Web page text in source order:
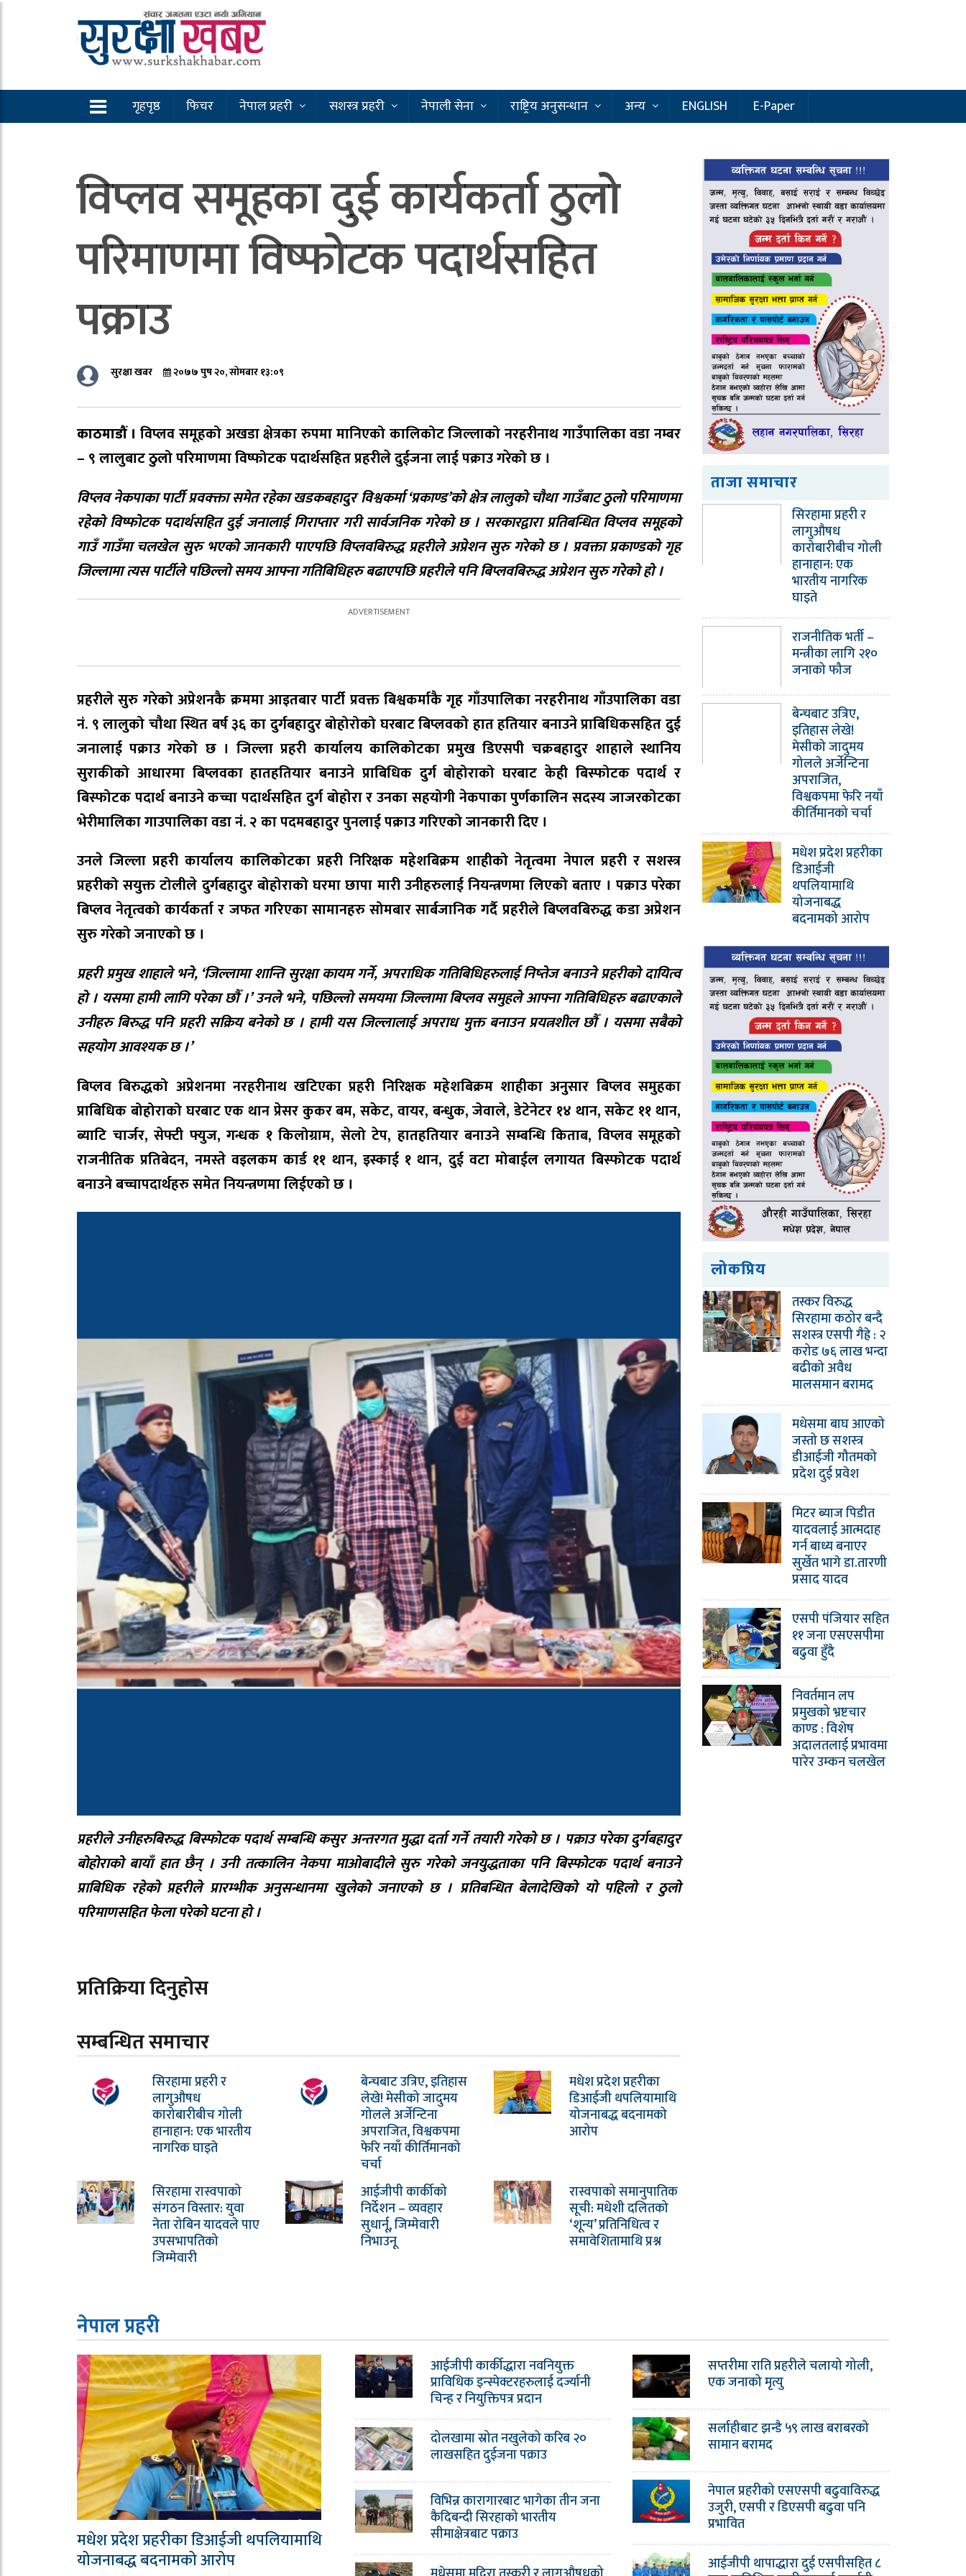
गृहपृष्ठ फिचर नेपाल प्रहरी सशस्त्र प्रहरी नेपाली सेना राष्ट्रिय अनुसन्धान अन्य ENGLISH E-Paper
विप्लव समूहका दुई कार्यकर्ता ठुलो
परिमाणमा विष्फोटक पदार्थसहित
पक्राउ
सुरक्षा खबर २०७७ पुष २०, सोमबार १३:०९
काठमाडौं । विप्लव समूहको अखडा क्षेत्रका रुपमा मानिएको कालिकोट जिल्लाको नरहरीनाथ गाउँपालिका वडा नम्बर
– ९ लालुबाट ठुलो परिमाणमा विष्फोटक पदार्थसहित प्रहरीले दुईजना लाई पक्राउ गरेको छ ।
विप्लव नेकपाका पार्टी प्रवक्क्ता समेत रहेका खडकबहादुर विश्वकर्मा ‘प्रकाण्ड’को क्षेत्र लालुको चौथा गाउँबाट ठुलो परिमाणमा
रहेको विष्फोटक पदार्थसहित दुई जनालाई गिराप्तार गरी सार्वजनिक गरेको छ । सरकारद्वारा प्रतिबन्धित विप्लव समूहको
गाउँ गाउँमा चलखेल सुरु भएको जानकारी पाएपछि विप्लवबिरुद्ध प्रहरीले अप्रेशन सुरु गरेको छ । प्रवक्ता प्रकाण्डको गृह
जिल्लामा त्यस पार्टीले पछिल्लो समय आफ्ना गतिबिधिहरु बढाएपछि प्रहरीले पनि बिप्लवबिरुद्ध अप्रेशन सुरु गरेको हो ।
प्रहरीले सुरु गरेको अप्रेशनकै क्रममा आइतबार पार्टी प्रवक्त बिश्वकर्माकै गृह गाँउपालिका नरहरीनाथ गाँउपालिका वडा
नं. ९ लालुको चौथा स्थित बर्ष ३६ का दुर्गबहादुर बोहोरोको घरबाट बिप्लवको हात हतियार बनाउने प्राबिधिकसहित दुई
जनालाई पक्राउ गरेको छ । जिल्ला प्रहरी कार्यालय कालिकोटका प्रमुख डिएसपी चक्रबहादुर शाहाले स्थानिय
सुराकीको आधारमा बिप्लवका हातहतियार बनाउने प्राबिधिक दुर्ग बोहोराको घरबाट केही बिस्फोटक पदार्थ र
बिस्फोटक पदार्थ बनाउने कच्चा पदार्थसहित दुर्ग बोहोरा र उनका सहयोगी नेकपाका पुर्णकालिन सदस्य जाजरकोटका
भेरीमालिका गाउपालिका वडा नं. २ का पदमबहादुर पुनलाई पक्राउ गरिएको जानकारी दिए ।
उनले जिल्ला प्रहरी कार्यालय कालिकोटका प्रहरी निरिक्षक महेशबिक्रम शाहीको नेतृत्वमा नेपाल प्रहरी र सशस्त्र
प्रहरीको सयुक्त टोलीले दुर्गबहादुर बोहोराको घरमा छापा मारी उनीहरुलाई नियन्त्रणमा लिएको बताए । पक्राउ परेका
बिप्लव नेतृत्वको कार्यकर्ता र जफत गरिएका सामानहरु सोमबार सार्बजानिक गर्दै प्रहरीले बिप्लवबिरुद्ध कडा अप्रेशन
सुरु गरेको जनाएको छ ।
प्रहरी प्रमुख शाहाले भने, ‘जिल्लामा शान्ति सुरक्षा कायम गर्ने, अपराधिक गतिबिधिहरुलाई निष्तेज बनाउने प्रहरीको दायित्व
हो । यसमा हामी लागि परेका छौँ ।’ उनले भने, पछिल्लो समयमा जिल्लामा बिप्लव समुहले आफ्ना गतिबिधिहरु बढाएकाले
उनीहरु बिरुद्ध पनि प्रहरी सक्रिय बनेको छ । हामी यस जिल्लालाई अपराध मुक्त बनाउन प्रयत्नशील छौँ । यसमा सबैको
सहयोग आवश्यक छ ।’
बिप्लव बिरुद्धको अप्रेशनमा नरहरीनाथ खटिएका प्रहरी निरिक्षक महेशबिक्रम शाहीका अनुसार बिप्लव समुहका
प्राबिधिक बोहोराको घरबाट एक थान प्रेसर कुकर बम, सकेट, वायर, बन्धुक, जेवाले, डेटेनेटर १४ थान, सकेट ११ थान,
ब्याटि चार्जर, सेफ्टी फ्युज, गन्धक १ किलोग्राम, सेलो टेप, हातहतियार बनाउने सम्बन्धि किताब, विप्लव समूहको
राजनीतिक प्रतिबेदन, नमस्ते वइलकम कार्ड ११ थान, इस्काई १ थान, दुई वटा मोबाईल लगायत बिस्फोटक पदार्थ
बनाउने बच्चापदार्थहरु समेत नियन्त्रणमा लिईएको छ ।
प्रहरीले उनीहरुबिरुद्ध बिस्फोटक पदार्थ सम्बन्धि कसुर अन्तरगत मुद्धा दर्ता गर्ने तयारी गरेको छ । पक्राउ परेका दुर्गबहादुर
बोहोराको बायाँ हात छैन् । उनी तत्कालिन नेकपा माओबादीले सुरु गरेको जनयुद्धताका पनि बिस्फोटक पदार्थ बनाउने
प्राबिधिक रहेको प्रहरीले प्रारम्भीक अनुसन्धानमा खुलेको जनाएको छ । प्रतिबन्धित बेलादेखिको यो पहिलो र ठुलो
परिमाणसहित फेला परेको घटना हो ।
प्रतिक्रिया दिनुहोस
सम्बन्धित समाचार
सिरहामा प्रहरी र
लागुऔषध
कारोबारीबीच गोली
हानाहान: एक भारतीय
नागरिक घाइते
बेन्चबाट उत्रिए, इतिहास
लेखे! मेसीको जादुमय
गोलले अर्जेन्टिना
अपराजित, विश्वकपमा
फेरि नयाँ कीर्तिमानको
चर्चा
मधेश प्रदेश प्रहरीका
डिआईजी थपलियामाथि
योजनाबद्ध बदनामको
आरोप
सिरहामा रास्वपाको
संगठन विस्तार: युवा
नेता रोबिन यादवले पाए
उपसभापतिको
जिम्मेवारी
आईजीपी कार्कीको
निर्देशन – व्यवहार
सुधार्नू, जिम्मेवारी
निभाउनू
रास्वपाको समानुपातिक
सूची: मधेशी दलितको
‘शून्य’ प्रतिनिधित्व र
समावेशितामाथि प्रश्न
ताजा समाचार
सिरहामा प्रहरी र
लागुऔषध
कारोबारीबीच गोली
हानाहान: एक
भारतीय नागरिक
घाइते
राजनीतिक भर्ती –
मन्त्रीका लागि २१०
जनाको फौज
बेन्चबाट उत्रिए,
इतिहास लेखे!
मेसीको जादुमय
गोलले अर्जेन्टिना
अपराजित,
विश्वकपमा फेरि नयाँ
कीर्तिमानको चर्चा
मधेश प्रदेश प्रहरीका
डिआईजी
थपलियामाथि
योजनाबद्ध
बदनामको आरोप
लोकप्रिय
तस्कर विरुद्ध
सिरहामा कठोर बन्दै
सशस्त्र एसपी गैह्रे : २
करोड ७६ लाख भन्दा
बढीको अवैध
मालसमान बरामद
मधेसमा बाघ आएको
जस्तो छ सशस्त्र
डीआईजी गौतमको
प्रदेश दुई प्रवेश
मिटर ब्याज पिडीत
यादवलाई आत्मदाह
गर्न बाध्य बनाएर
सुर्खेत भागे डा.तारणी
प्रसाद यादव
एसपी पंजियार सहित
११ जना एसएसपीमा
बढुवा हुँदै
निवर्तमान लप
प्रमुखको भ्रष्टचार
काण्ड : विशेष
अदालतलाई प्रभावमा
पारेर उम्कन चलखेल
नेपाल प्रहरी
मधेश प्रदेश प्रहरीका डिआईजी थपलियामाथि
योजनाबद्ध बदनामको आरोप
आईजीपी कार्कीद्धारा नवनियुक्त
प्राविधिक इन्स्पेक्टरहरुलाई दर्ज्यानी
चिन्ह र नियुक्तिपत्र प्रदान
दोलखामा स्रोत नखुलेको करिब २०
लाखसहित दुईजना पक्राउ
विभिन्न कारागारबाट भागेका तीन जना
कैदिबन्दी सिरहाको भारतीय
सीमाक्षेत्रबाट पक्राउ
सप्तरीमा राति प्रहरीले चलायो गोली,
एक जनाको मृत्यु
सर्लाहीबाट झन्डै ५९ लाख बराबरको
सामान बरामद
नेपाल प्रहरीको एसएसपी बढुवाविरुद्ध
उजुरी, एसपी र डिएसपी बढुवा पनि
प्रभावित
आईजीपी थापाद्धारा दुई एसपीसहित ८